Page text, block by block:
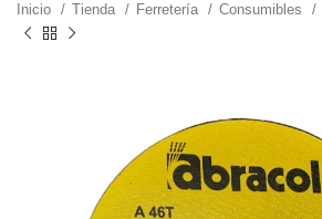
Inicio Tienda Ferretería Consumibles